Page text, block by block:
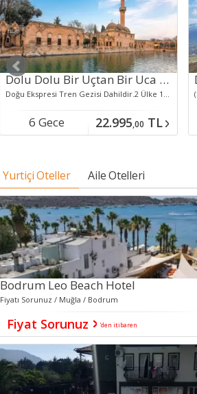
Dolu Dolu Bir Uçtan Bir Uca Sınırlarda Gap Doğu Anadolu ve Nahçıvan Turu
Doğu Ekspresi Tren Gezisi Dahildir.2 Ülke 11 ŞehirMardin, Midyat, Abbaralar, Dara Antik Kenti, Eski MardinCizre, Ezidi Köyü, Dengbej Programı, Hakkari, Berçelan Yaylası, Zap VadisiGaziantep, Tahmis Kahvehanesi, Şanlıurfa, Göbeklitepe, Sıra GecesiVan, Kedi Evi, Van Kalesi, Akdamar Adası, Nahçıvan, Haydar Aliyev Müzesi, Han Sarayı
6 Gece
Konaklamalı
22.995,00 TL
Yurtiçi Oteller Aile Otelleri
Bodrum Leo Beach Hotel
Fiyatı Sorunuz / Muğla / Bodrum
Fiyat Sorunuz 'den itibaren